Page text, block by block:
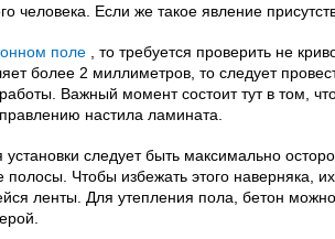
человека. Если же такое явление
поле , то требуется проверить не
более 2 миллиметров, то следует
Важный момент состоит тут в том,
настила ламината.
установки следует быть максимально
полосы. Чтобы избежать этого наверняка,
ленты. Для утепления пола, бетон можно